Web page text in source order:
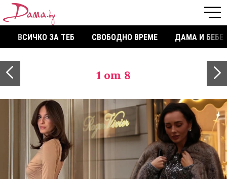
ВСИЧКО ЗА ТЕБ СВОБОДНО ВРЕМЕ ДАМА И БЕБЕ
1 от 8